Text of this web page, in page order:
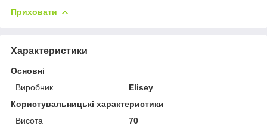
Приховати
Характеристики
Основні
Виробник
Elisey
Користувальницькі характеристики
Висота
70